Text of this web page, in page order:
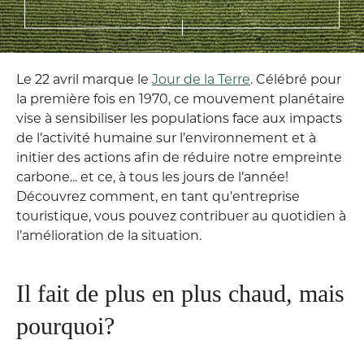
Le 22 avril marque le Jour de la Terre. Célébré pour
la première fois en 1970, ce mouvement planétaire
vise à sensibiliser les populations face aux impacts
de l’activité humaine sur l’environnement et à
initier des actions afin de réduire notre empreinte
carbone... et ce, à tous les jours de l’année!
Découvrez comment, en tant qu’entreprise
touristique, vous pouvez contribuer au quotidien à
l’amélioration de la situation.
Il fait de plus en plus chaud, mais
pourquoi?